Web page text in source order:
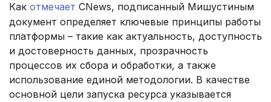
Как отмечает CNews, подписанный Мишустиным
документ определяет ключевые принципы работы
платформы – такие как актуальность, доступность
и достоверность данных, прозрачность
процессов их сбора и обработки, а также
использование единой методологии. В качестве
основной цели запуска ресурса указывается